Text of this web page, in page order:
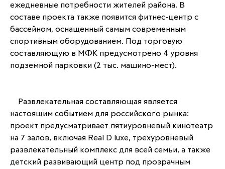
ежедневные потребности жителей района. В
составе проекта также появится фитнес-центр с
бассейном, оснащенный самым современным
спортивным оборудованием. Под торговую
составляющую в МФК предусмотрено 4 уровня
подземной парковки (2 тыс. машино-мест).
настоящим событием для российского рынка:
проект предусматривает пятиуровневый кинотеатр
на 7 залов, включая Real D luxe, трехуровневый
развлекательный комплекс для всей семьи, а также
детский развивающий центр под прозрачным